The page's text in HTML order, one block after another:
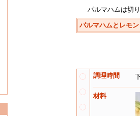
パルマハムは切
パルマハムとレモ
調理時間
材料